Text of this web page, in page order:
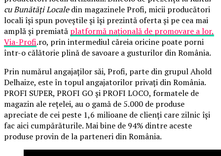
cu Bunătăți Localedin magazinele Profi, micii producători
locali își spun poveștile și își prezintă oferta și pe cea mai
amplă și premiată platformă națională de promovare a lor,
Via-Profi.ro, prin intermediul căreia oricine poate porni
într-o călătorie plină de savoare a gusturilor din România.
Prin numărul angajaților săi, Profi, parte din grupul Ahold
Delhaize, este în topul angajatorilor privați din România.
PROFI SUPER, PROFI GO și PROFI LOCO, formatele de
magazin ale rețelei, au o gamă de 5.000 de produse
apreciate de cei peste 1,6 milioane de clienți care zilnic își
fac aici cumpărăturile. Mai bine de 94% dintre aceste
produse provin de la parteneri din România.